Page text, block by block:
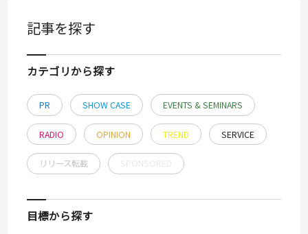
記事を探す
カテゴリから探す
PR SHOW CASE EVENTS & SEMINARS
RADIO OPINION TREND SERVICE
リリース転載
目標から探す